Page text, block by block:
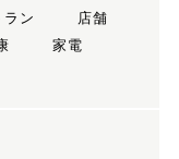
ラン
店舗
家電